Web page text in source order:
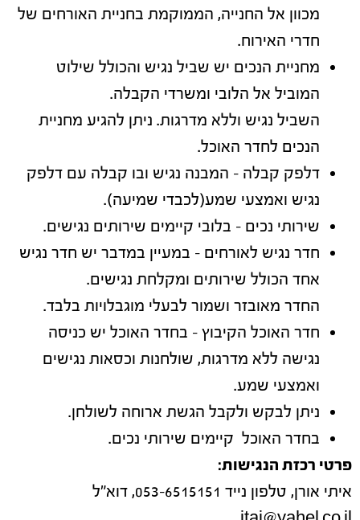
מכוון אל החנייה, הממוקמת בחניית האורחים של
חדרי האירוח.
מחניית הנכים יש שביל נגיש והכולל שילוט
המוביל אל הלובי ומשרדי הקבלה.
השביל נגיש וללא מדרגות. ניתן להגיע מחניית
הנכים לחדר האוכל.
דלפק קבלה – המבנה נגיש ובו קבלה עם דלפק
נגיש ואמצעי שמע(לכבדי שמיעה).
שירותי נכים – בלובי קיימים שירותים נגישים.
חדר נגיש לאורחים – במעיין במדבר יש חדר נגיש
אחד הכולל שירותים ומקלחת נגישים.
החדר מאובזר ושמור לבעלי מוגבלויות בלבד.
חדר האוכל הקיבוץ – בחדר האוכל יש כניסה
נגישה ללא מדרגות, שולחנות וכסאות נגישים
ואמצעי שמע.
ניתן לבקש ולקבל הגשת ארוחה לשולחן.
בחדר האוכל קיימים שירותי נכים.
פרטי רכזת הנגישות:
איתי אורן, טלפון נייד 053-6515151, דוא"ל